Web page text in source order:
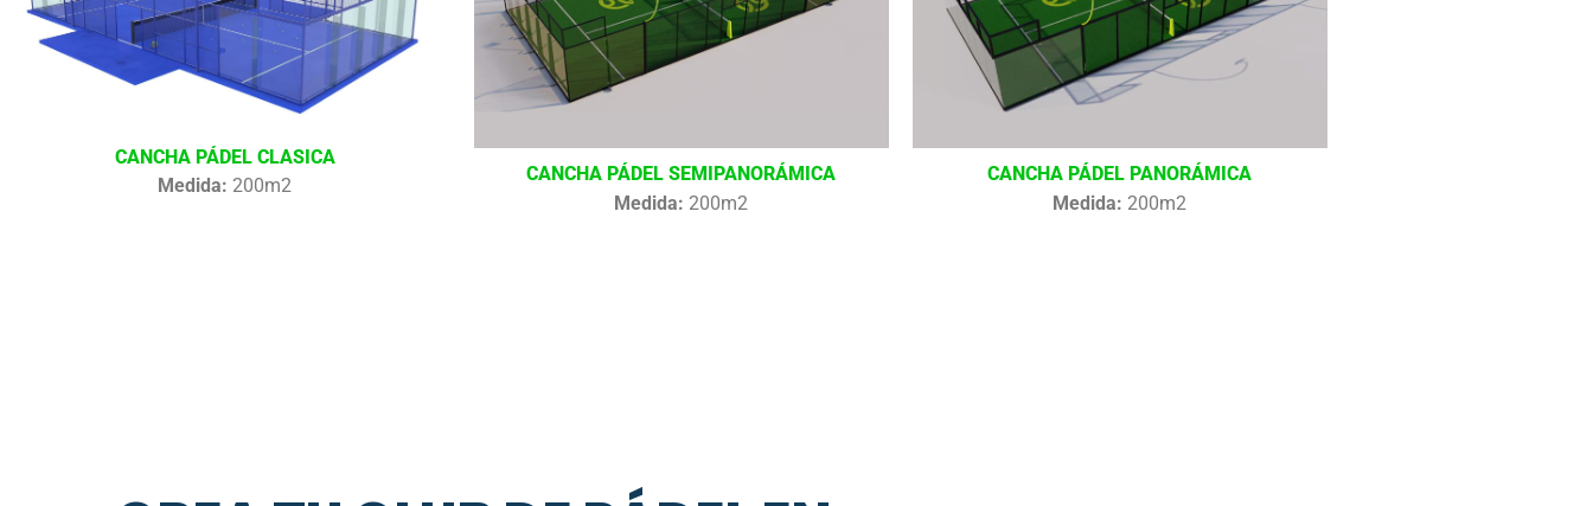
CANCHA PÁDEL CLASICA
Medida: 200m2
CANCHA PÁDEL SEMIPANORÁMICA
Medida: 200m2
CANCHA PÁDEL PANORÁMICA
Medida: 200m2